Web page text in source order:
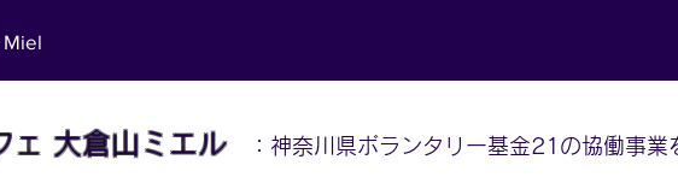
Miel
ェ 大倉山 ミエル：神奈川県ボランタリー基金21の協働事業